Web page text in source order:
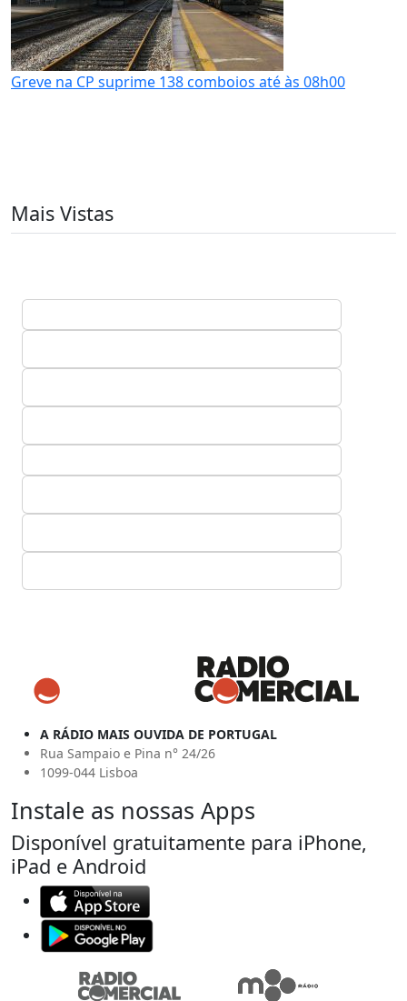
Greve na CP suprime 138 comboios até às 08h00
Mais Vistas
A RÁDIO MAIS OUVIDA DE PORTUGAL
Rua Sampaio e Pina n° 24/26
1099-044 Lisboa
Instale as nossas Apps
Disponível gratuitamente para iPhone,
iPad e Android